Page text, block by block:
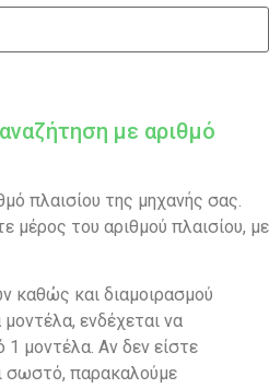
με αριθμό
πλαισίου της μηχανής σας.
μέρος του αριθμού πλαισίου, με
καθώς και διαμοιρασμού
ενδέχεται να
μοντέλα. Αν δεν είστε
σωστό, παρακαλούμε